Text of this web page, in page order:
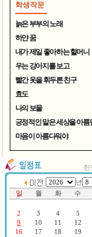
연변TV, 중국CCTV
400년 전통의 명
학생작문
늙은 부부의 노래
하얀 꿈
내가 제일 좋아하는 할머니
우는 강아지를 보고
빨간 옷을 휘두른 친구
효도
나의 보물
긍정적인 말은 세상을 아름
마음이 아름다워야
한